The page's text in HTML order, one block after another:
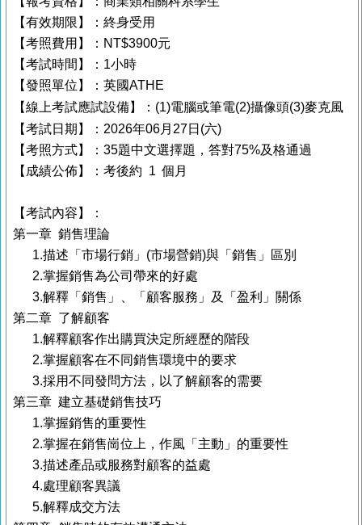
【有效期限】：終身受用
【考照費用】：NT$3900元
【考試時間】：1小時
【發照單位】：英國ATHE
【線上考試應試設備】：(1)電腦或筆電(2)攝像頭(3)麥克風
【考試日期】：2026年06月27日(六)
【考照方式】：35題中文選擇題，答對75%及格通過
【成績公佈】：考後約 1 個月
【考試內容】：
第一章 銷售理論
1.描述「市場行銷」(市場營銷)與「銷售」區別
2.掌握銷售為公司帶來的好處
3.解釋「銷售」、「顧客服務」及「盈利」關係
第二章 了解顧客
1.解釋顧客作出購買決定所經歷的階段
2.掌握顧客在不同銷售環境中的要求
3.採用不同發問方法，以了解顧客的需要
第三章 建立基礎銷售技巧
1.掌握銷售的重要性
2.掌握在銷售崗位上，作風「主動」的重要性
3.描述產品或服務對顧客的益處
4.處理顧客異議
5.解釋成交方法